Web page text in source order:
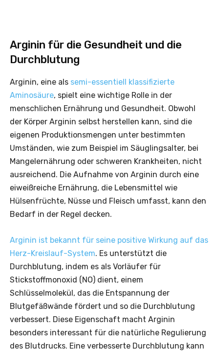
Arginin für die Gesundheit und die
Durchblutung
Arginin, eine als semi-essentiell klassifizierte
Aminosäure, spielt eine wichtige Rolle in der
menschlichen Ernährung und Gesundheit. Obwohl
der Körper Arginin selbst herstellen kann, sind die
eigenen Produktionsmengen unter bestimmten
Umständen, wie zum Beispiel im Säuglingsalter, bei
Mangelernährung oder schweren Krankheiten, nicht
ausreichend. Die Aufnahme von Arginin durch eine
eiweißreiche Ernährung, die Lebensmittel wie
Hülsenfrüchte, Nüsse und Fleisch umfasst, kann den
Bedarf in der Regel decken.
Arginin ist bekannt für seine positive Wirkung auf das
Herz-Kreislauf-System. Es unterstützt die
Durchblutung, indem es als Vorläufer für
Stickstoffmonoxid (NO) dient, einem
Schlüsselmolekül, das die Entspannung der
Blutgefäßwände fördert und so die Durchblutung
verbessert. Diese Eigenschaft macht Arginin
besonders interessant für die natürliche Regulierung
des Blutdrucks. Eine verbesserte Durchblutung kann